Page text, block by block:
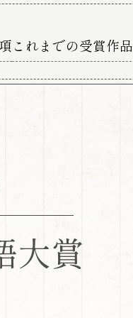
これまでの受賞作品
大賞